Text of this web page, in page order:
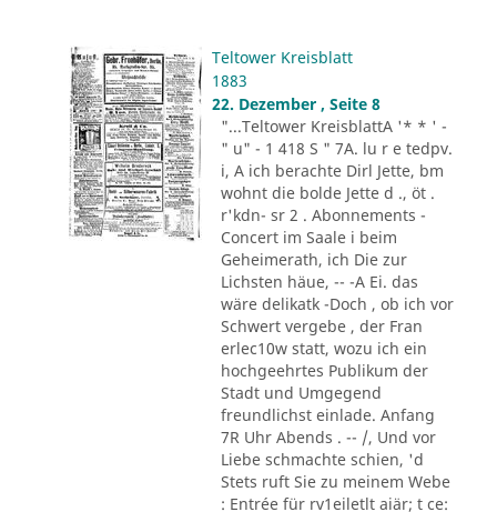
Teltower Kreisblatt
1883
22. Dezember , Seite 8
"...Teltower KreisblattA '* * ' -
" u" - 1 418 S " 7A. lu r e tedpv.
i, A ich berachte Dirl Jette, bm
wohnt die bolde Jette d ., öt .
r'kdn- sr 2 . Abonnements -
Concert im Saale i beim
Geheimerath, ich Die zur
Lichsten häue, -- -A Ei. das
wäre delikatk -Doch , ob ich vor
Schwert vergebe , der Fran
erlec10w statt, wozu ich ein
hochgeehrtes Publikum der
Stadt und Umgegend
freundlichst einlade. Anfang
7R Uhr Abends . -- /, Und vor
Liebe schmachte schien, 'd
Stets ruft Sie zu meinem Webe
: Entrée für rv1eiletlt aiär; t ce: